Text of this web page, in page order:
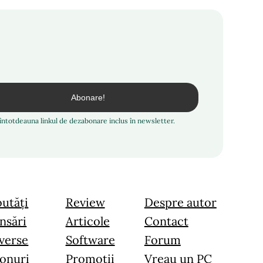
linkul de dezabonare inclus în newsletter.
Review
Articole
Software
Promoții
Despre autor
Contact
Forum
Vreau un PC